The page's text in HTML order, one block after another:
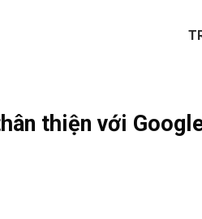
thiện với